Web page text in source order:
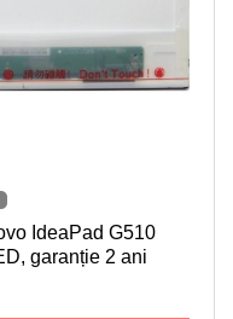
IdeaPad G510
, garanție 2 ani